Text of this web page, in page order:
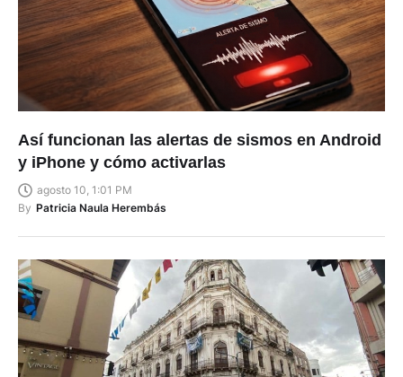
Así funcionan las alertas de sismos en Android
y iPhone y cómo activarlas
agosto 10, 1:01 PM
By Patricia Naula Herembás